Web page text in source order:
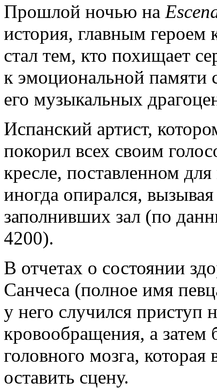
Прошлой ночью на
история, главным героем
стал тем, кто похищает
к эмоциональной
его музыкальных
Испанский артист,
покорил всех своим
кресле, поставленном
иногда опирался,
заполнивших зал (по
4200).
В отчетах о состоянии
Санчеса (полное имя
у него случился приступ
кровообращения, а
головного мозга,
оставить сцену.